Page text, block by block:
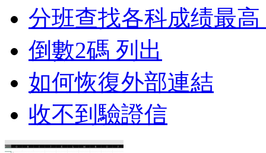
分班查找各科成绩最高
倒數2碼 列出
如何恢復外部連結
收不到驗證信